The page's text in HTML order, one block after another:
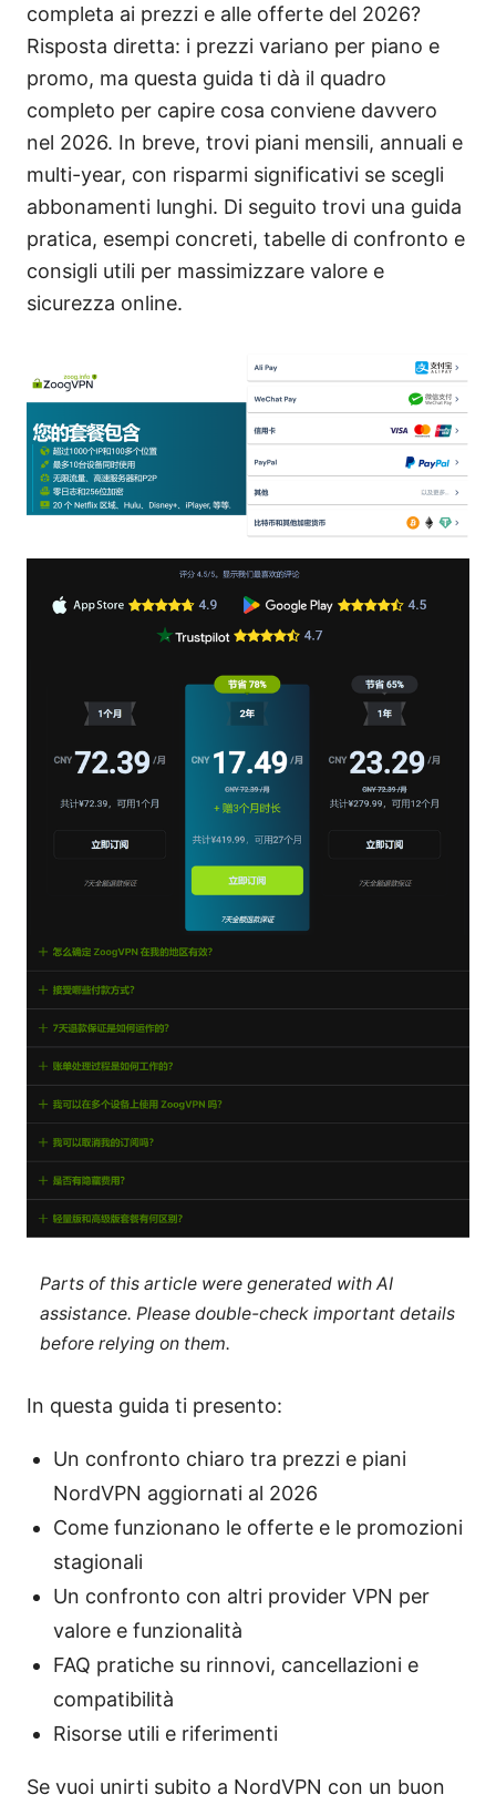
completa ai prezzi e alle offerte del 2026?
Risposta diretta: i prezzi variano per piano e
promo, ma questa guida ti dà il quadro
completo per capire cosa conviene davvero
nel 2026. In breve, trovi piani mensili, annuali e
multi-year, con risparmi significativi se scegli
abbonamenti lunghi. Di seguito trovi una guida
pratica, esempi concreti, tabelle di confronto e
consigli utili per massimizzare valore e
sicurezza online.
Parts of this article were generated with AI
assistance. Please double-check important details
before relying on them.
In questa guida ti presento:
Un confronto chiaro tra prezzi e piani
NordVPN aggiornati al 2026
Come funzionano le offerte e le promozioni
stagionali
Un confronto con altri provider VPN per
valore e funzionalità
FAQ pratiche su rinnovi, cancellazioni e
compatibilità
Risorse utili e riferimenti
Se vuoi unirti subito a NordVPN con un buon